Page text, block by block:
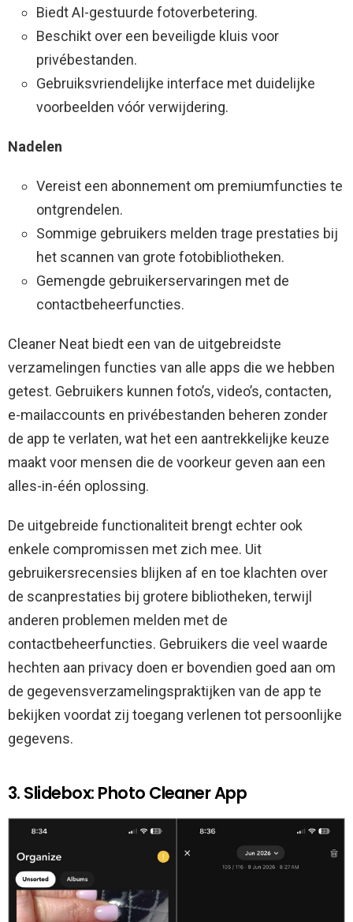
Biedt AI-gestuurde fotoverbetering.
Beschikt over een beveiligde kluis voor
privébestanden.
Gebruiksvriendelijke interface met duidelijke
voorbeelden vóór verwijdering.
Nadelen
Vereist een abonnement om premiumfuncties te
ontgrendelen.
Sommige gebruikers melden trage prestaties bij
het scannen van grote fotobibliotheken.
Gemengde gebruikerservaringen met de
contactbeheerfuncties.
Cleaner Neat biedt een van de uitgebreidste
verzamelingen functies van alle apps die we hebben
getest. Gebruikers kunnen foto’s, video’s, contacten,
e-mailaccounts en privébestanden beheren zonder
de app te verlaten, wat het een aantrekkelijke keuze
maakt voor mensen die de voorkeur geven aan een
alles-in-één oplossing.
De uitgebreide functionaliteit brengt echter ook
enkele compromissen met zich mee. Uit
gebruikersrecensies blijken af en toe klachten over
de scanprestaties bij grotere bibliotheken, terwijl
anderen problemen melden met de
contactbeheerfuncties. Gebruikers die veel waarde
hechten aan privacy doen er bovendien goed aan om
de gegevensverzamelingspraktijken van de app te
bekijken voordat zij toegang verlenen tot persoonlijke
gegevens.
3. Slidebox: Photo Cleaner App